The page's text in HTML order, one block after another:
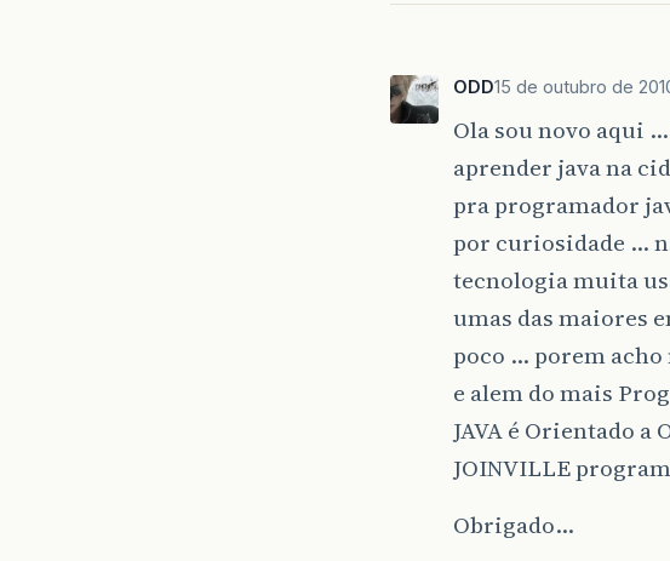
ODD15 de outubro de
Ola sou novo aqui
aprender java na
pra programador
por curiosidade …
tecnologia muita
umas das maiores
poco … porem
e alem do mais
JAVA é Orientado
JOINVILLE
Obrigado…